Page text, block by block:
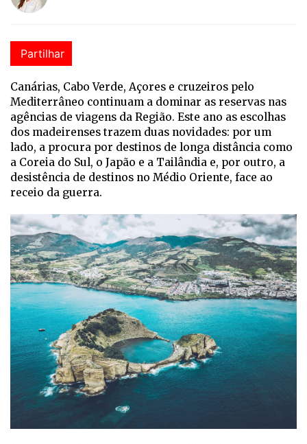
Partilhar
Canárias, Cabo Verde, Açores e cruzeiros pelo
Mediterrâneo continuam a dominar as reservas nas
agências de viagens da Região. Este ano as escolhas
dos madeirenses trazem duas novidades: por um
lado, a procura por destinos de longa distância como
a Coreia do Sul, o Japão e a Tailândia e, por outro, a
desistência de destinos no Médio Oriente, face ao
receio da guerra.